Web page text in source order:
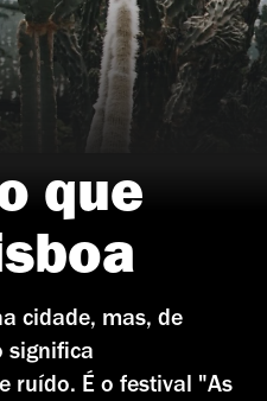
que
cidade, mas, de
significa
ruído. É o festival "As